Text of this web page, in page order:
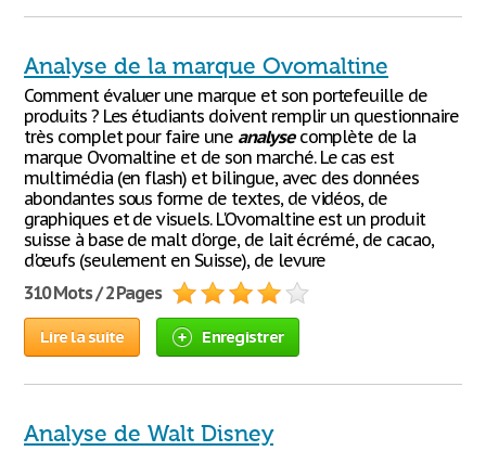
Analyse de la marque Ovomaltine
Comment évaluer une marque et son portefeuille de
produits ? Les étudiants doivent remplir un questionnaire
très complet pour faire une analysecomplète de la
marque Ovomaltine et de son marché. Le cas est
multimédia (en flash) et bilingue, avec des données
abondantes sous forme de textes, de vidéos, de
graphiques et de visuels. L'Ovomaltine est un produit
suisse à base de malt d'orge, de lait écrémé, de cacao,
d'œufs (seulement en Suisse), de levure
310 Mots / 2 Pages
Lire la suite Enregistrer
Analyse de Walt Disney